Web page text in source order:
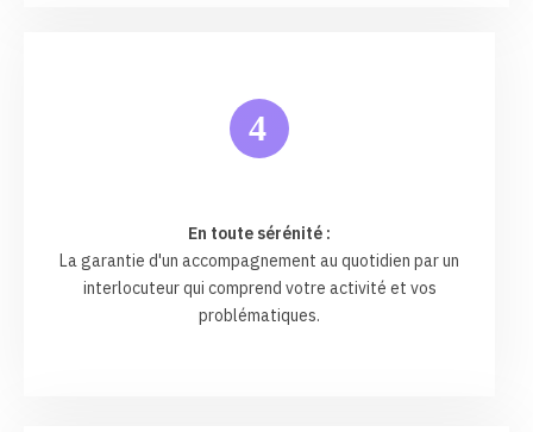
4
En toute sérénité :
La garantie d'un accompagnement au quotidien par un
interlocuteur qui comprend votre activité et vos
problématiques.